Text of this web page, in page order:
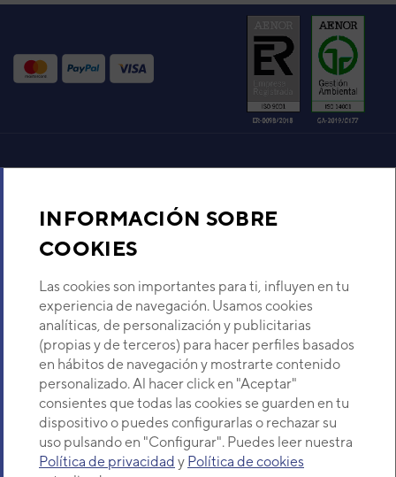
INFORMACIÓN SOBRE
COOKIES
Las cookies son importantes para ti, influyen en tu
experiencia de navegación. Usamos cookies
analíticas, de personalización y publicitarias
(propias y de terceros) para hacer perfiles basados
en hábitos de navegación y mostrarte contenido
personalizado. Al hacer click en "Aceptar"
consientes que todas las cookies se guarden en tu
dispositivo o puedes configurarlas o rechazar su
uso pulsando en "Configurar". Puedes leer nuestra
Política de privacidad y Política de cookies
Recambios
Descubre Eurofred
Dónde Estamos
¿Buscas un servicio técnico?
Selecciona provincia
Provincia